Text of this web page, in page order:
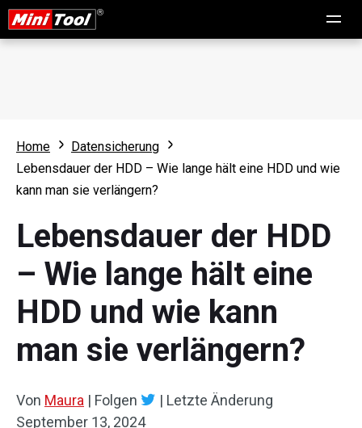
Home
Datensicherung
Lebensdauer der HDD – Wie lange hält eine HDD und wie
kann man sie verlängern?
Lebensdauer der HDD
– Wie lange hält eine
HDD und wie kann
man sie verlängern?
Von Maura | Folgen | Letzte Änderung
September 13, 2024